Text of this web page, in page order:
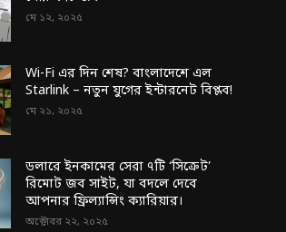
মে ১২, ২০২৫
Wi-Fi এর দিন শেষ? বাংলাদেশে এল
Starlink – নতুন যুগের ইন্টারনেট বিপ্লব!
মে ২১, ২০২৫
ডলারে ইনকামের সেরা ৭টি ‘সিক্রেট’
রিমোট জব সাইট, যা বদলে দেবে
আপনার ফ্রিল্যান্সিং ক্যারিয়ার।
অক্টোবর ২২, ২০২৫